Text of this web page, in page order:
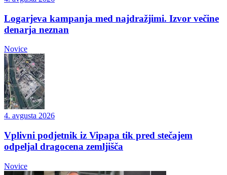
Logarjeva kampanja med najdražjimi. Izvor večine
denarja neznan
Novice
4. avgusta 2026
Vplivni podjetnik iz Vipapa tik pred stečajem
odpeljal dragocena zemljišča
Novice